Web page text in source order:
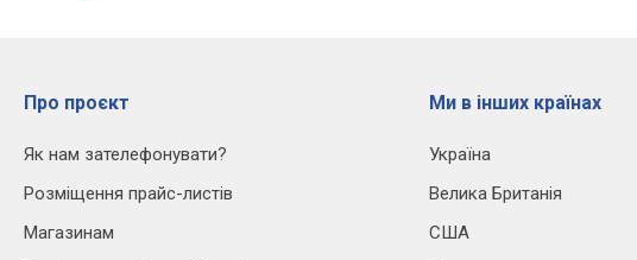
Про проєкт
Як нам зателефонувати?
Розміщення прайс-листів
Магазинам
Ми в інших країнах
Україна
Велика Британія
США